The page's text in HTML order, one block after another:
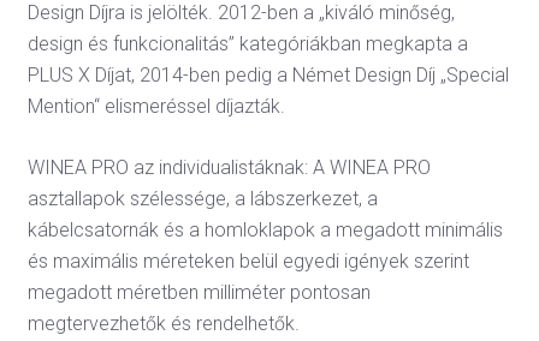
Design Díjra is jelölték. 2012-ben a „kiváló minőség,
design és funkcionalitás” kategóriákban megkapta a
PLUS X Díjat, 2014-ben pedig a Német Design Díj „Special
Mention“ elismeréssel díjazták.
WINEA PRO az individualistáknak: A WINEA PRO
asztallapok szélessége, a lábszerkezet, a
kábelcsatornák és a homloklapok a megadott minimális
és maximális méreteken belül egyedi igények szerint
megadott méretben milliméter pontosan
megtervezhetők és rendelhetők.